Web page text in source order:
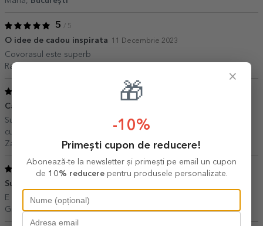
5 / 5
O idee de cadou inspirata 11 Decembrie 2023
Covorasul este superb
Raluca,
Cadouri simpatice
Super drăguț dar încă nu l-am folosit ca să pot spune despre el
cum se comporta după spălare
Zami,
Constanta
5/ 5
Super
E asa pufos, ca nici nu-ti vine sa iti ștergi picioarele de el
Gia, Bv
×
🎁
-10%
Primești cupon de reducere!
Abonează-te la newsletter și primești pe email un cupon
de 10% reducerepentru produsele personalizate.